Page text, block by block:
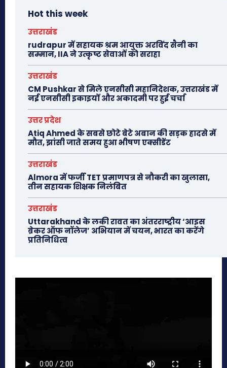
Hot this week
उत्तराखंड
rudrapur में सहायक श्रम आयुक्त अरविंद सैनी का
सम्मान, IIA ने उत्कृष्ट सेवाओं को सराहा
उत्तराखंड
CM Pushkar से मिले एनसीसी महानिदेशक, उत्तराखंड में
नई एनसीसी इकाइयों और अकादमी पर हुई चर्चा
उत्तर प्रदेश
Atiq Ahmed के सबसे छोटे बेटे अबान की सड़क हादसे में
मौत, झांसी जाते समय हुआ भीषण एक्सीडेंट
उत्तराखंड
Almora में फर्जी TET प्रमाणपत्र से नौकरी का खुलासा,
तीन सहायक शिक्षक निलंबित
उत्तराखंड
Uttarakhand के लकी रावत का अंतरराष्ट्रीय ‘आइस
ब्रेकर ऑफ नॉलेज’ अभियान में चयन, भारत का करेंगे
प्रतिनिधित्व